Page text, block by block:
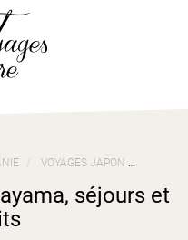
VOYAGES JAPON
séjours et